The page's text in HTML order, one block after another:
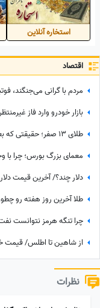
استخاره آنلاین
اقتصاد
بازار خودرو وارد فاز
طلای 13 صفر؛ حقیقتی که بعد از دیدن این آمار نظرتان کلا عوض می‌شود
معمای بزرگ بورس؛ چرا
دلار چند؟/ آخرین قیمت دلار و
از شاهین تا اطلس/ قیمت
نظرات